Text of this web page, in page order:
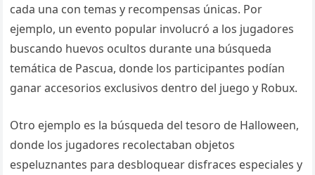
cada una con temas y recompensas únicas. Por
ejemplo, un evento popular involucró a los jugadores
buscando huevos ocultos durante una búsqueda
temática de Pascua, donde los participantes podían
ganar accesorios exclusivos dentro del juego y Robux.
Otro ejemplo es la búsqueda del tesoro de Halloween,
donde los jugadores recolectaban objetos
espeluznantes para desbloquear disfraces especiales y